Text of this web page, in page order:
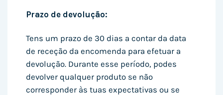
Prazo de devolução:
Tens um prazo de 30 dias a contar da data
de receção da encomenda para efetuar a
devolução. Durante esse período, podes
devolver qualquer produto se não
corresponder às tuas expectativas ou se